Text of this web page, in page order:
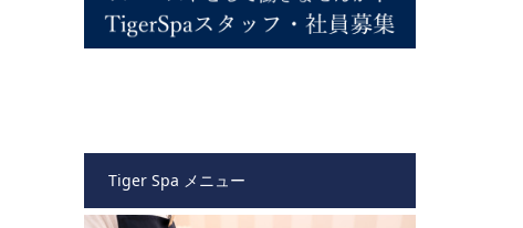
Tiger Spa メニュー